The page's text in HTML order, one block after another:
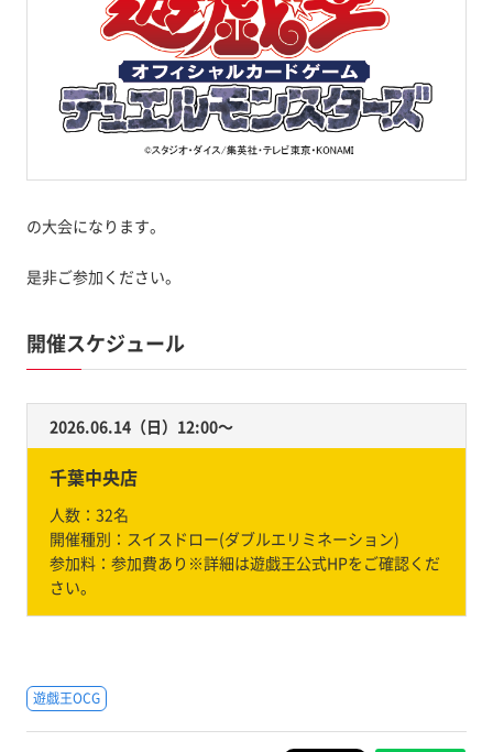
の大会になります。
是非ご参加ください。
開催スケジュール
2026.06.14（日）12:00〜
千葉中央店
人数： 32名
開催種別： スイスドロー(ダブルエリミネーション)
参加料： 参加費あり※詳細は遊戯王公式HPをご確認くだ
さい。
遊戯王OCG